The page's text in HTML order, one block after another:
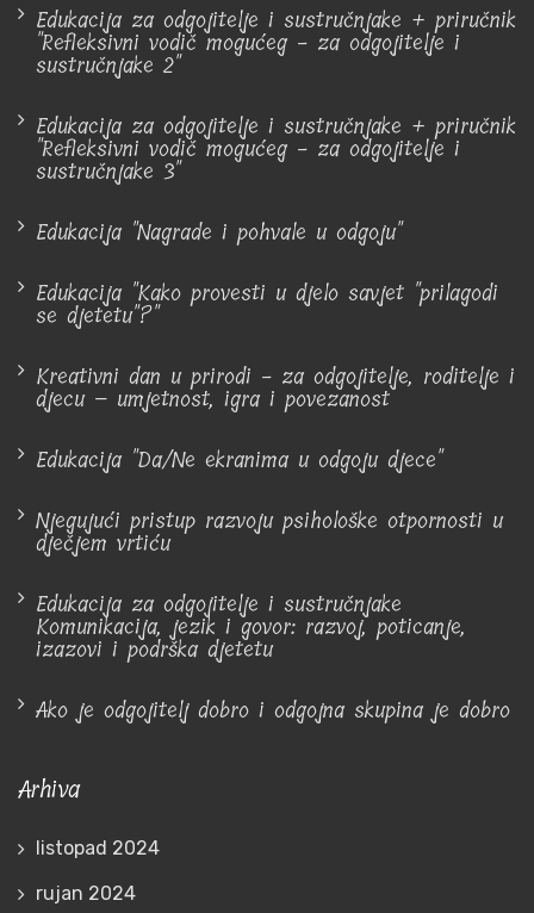
Edukacija za odgojitelje i sustručnjake + priručnik
"Refleksivni vodič mogućeg - za odgojitelje i
sustručnjake 2"
Edukacija za odgojitelje i sustručnjake + priručnik
"Refleksivni vodič mogućeg - za odgojitelje i
sustručnjake 3"
Edukacija "Nagrade i pohvale u odgoju"
Edukacija "Kako provesti u djelo savjet "prilagodi
se djetetu"?"
Kreativni dan u prirodi - za odgojitelje, roditelje i
djecu – umjetnost, igra i povezanost
Edukacija "Da/Ne ekranima u odgoju djece"
Njegujući pristup razvoju psihološke otpornosti u
dječjem vrtiću
Edukacija za odgojitelje i sustručnjake
Komunikacija, jezik i govor: razvoj, poticanje,
izazovi i podrška djetetu
Ako je odgojitelj dobro i odgojna skupina je dobro
Arhiva
listopad 2024
rujan 2024